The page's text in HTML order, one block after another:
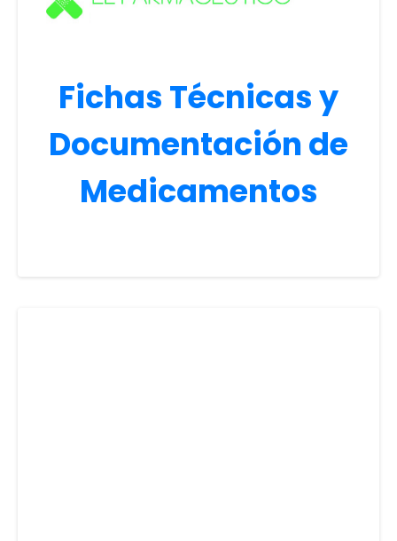
Fichas Técnicas y
Documentación de
Medicamentos